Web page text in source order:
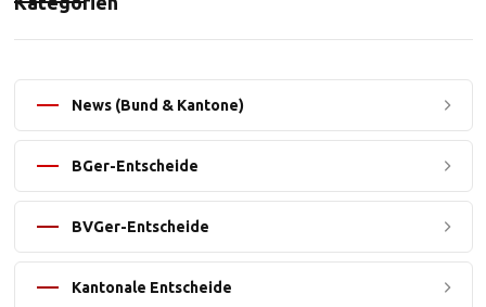
News (Bund & Kantone)
BGer-Entscheide
BVGer-Entscheide
Kantonale Entscheide